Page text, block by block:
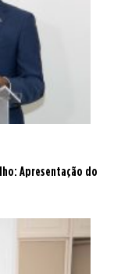
Apresentação do